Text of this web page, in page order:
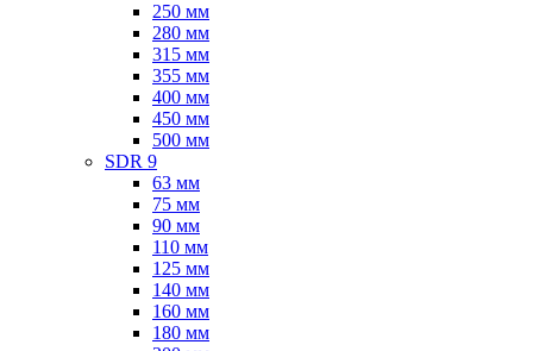
250 мм
280 мм
315 мм
355 мм
400 мм
450 мм
500 мм
SDR 9
63 мм
75 мм
90 мм
110 мм
125 мм
140 мм
160 мм
180 мм